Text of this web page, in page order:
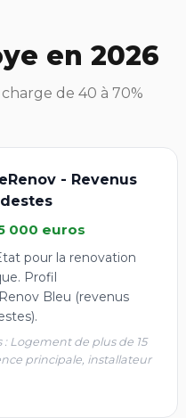
en 2026
de 40 à 70%
- Revenus
000 euros
pour la renovation
Profil
Bleu (revenus
: Logement de plus de 15
principale, installateur